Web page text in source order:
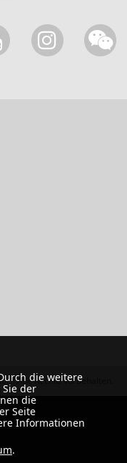
Alle Rechte vorbehalten.
die weitere
der
die
Seite
Informationen
.